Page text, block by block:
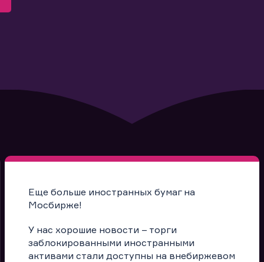
Еще больше иностранных бумаг на
Мосбирже!
У нас хорошие новости – торги
заблокированными иностранными
активами стали доступны на внебиржевом